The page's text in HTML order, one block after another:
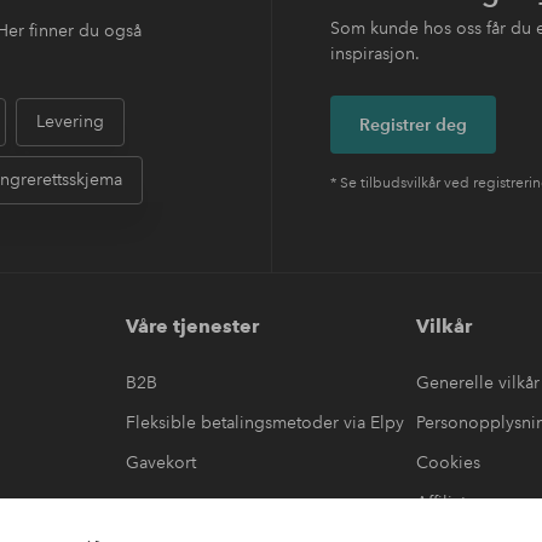
finner du også
Levering
Som kunde hos oss får du
inspirasjon.
Registrer deg
* Se tilbudsvilkår ved
Våre tjenester
B2B
Fleksible betalingsmetoder via Elpy
Gavekort
Vilkår
Generelle vilkår
Cookies
Affiliate